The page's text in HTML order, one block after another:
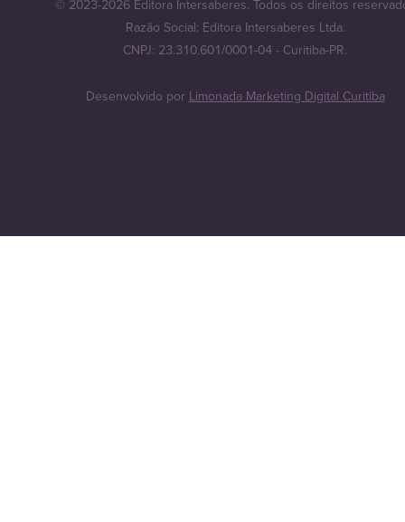
© 2023-2026 Editora Intersaberes. Todos os direitos
Razão Social: Editora Intersaberes Ltda.
CNPJ: 23.310.601/0001-04 - Curitiba-PR.
Desenvolvido por Limonada Marketing Digital Curitiba